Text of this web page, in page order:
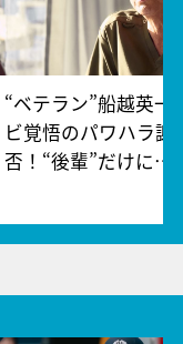
“ベテラン”船越英一
ビ覚悟のパワハラ謝
否！“後輩”だけに…